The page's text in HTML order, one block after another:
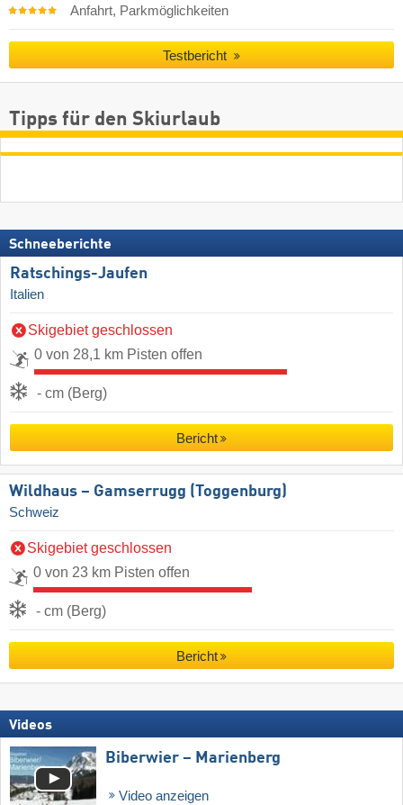
Anfahrt, Parkmöglichkeiten
Testbericht
Tipps für den Skiurlaub
Schneeberichte
Ratschings-Jaufen
Italien
Skigebiet geschlossen
0 von 28,1 km Pisten offen
- cm (Berg)
Bericht
Wildhaus – Gamserrugg (Toggenburg)
Schweiz
Skigebiet geschlossen
0 von 23 km Pisten offen
- cm (Berg)
Bericht
Videos
Biberwier – Marienberg
Video anzeigen